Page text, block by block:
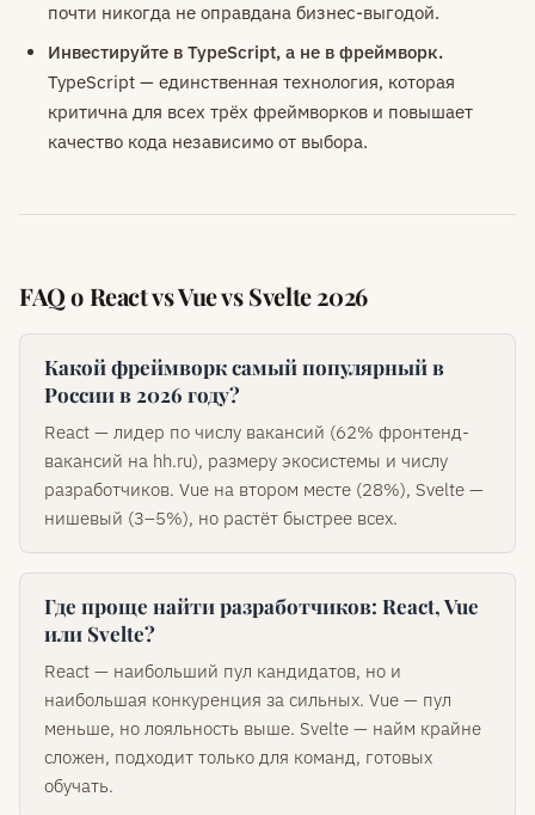
почти никогда не оправдана бизнес-выгодой.
Инвестируйте в TypeScript, а не в фреймворк.
TypeScript — единственная технология, которая
критична для всех трёх фреймворков и повышает
качество кода независимо от выбора.
FAQ о React vs Vue vs Svelte 2026
Какой фреймворк самый популярный в
России в 2026 году?
React — лидер по числу вакансий (62% фронтенд-
вакансий на hh.ru), размеру экосистемы и числу
разработчиков. Vue на втором месте (28%), Svelte —
нишевый (3–5%), но растёт быстрее всех.
Где проще найти разработчиков: React, Vue
или Svelte?
React — наибольший пул кандидатов, но и
наибольшая конкуренция за сильных. Vue — пул
меньше, но лояльность выше. Svelte — найм крайне
сложен, подходит только для команд, готовых
обучать.